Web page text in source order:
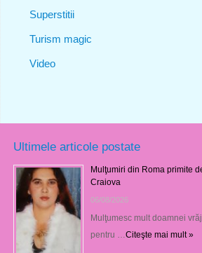
Superstitii
Turism magic
Video
Ultimele articole postate
Mulţumiri din Roma primite
Craiova
06/08/2026
Mulţumesc mult doamnei
pentru … Citeşte mai mult »